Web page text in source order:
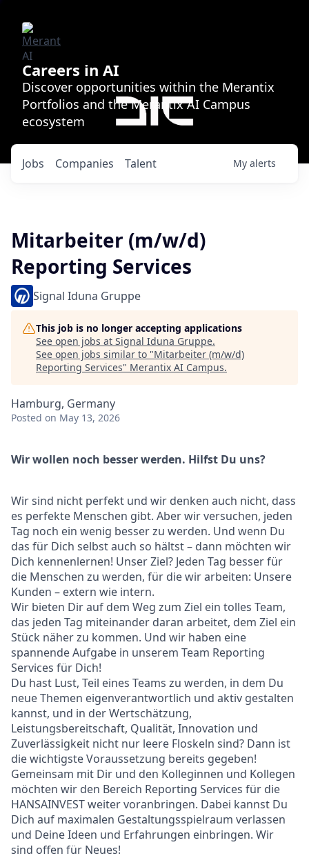
Careers in AI
Discover opportunities within the Merantix
Portfolios and the Merantix AI Campus
ecosystem
Jobs Companies Talent My alerts
Mitarbeiter (m/w/d)
Reporting Services
Signal Iduna Gruppe
This job is no longer accepting applications
See open jobs at Signal Iduna Gruppe.
See open jobs similar to "Mitarbeiter (m/w/d)
Reporting Services" Merantix AI Campus.
Hamburg, Germany
Posted on May 13, 2026
Wir wollen noch besser werden. Hilfst Du uns?
Wir sind nicht perfekt und wir denken auch nicht, dass
es perfekte Menschen gibt. Aber wir versuchen, jeden
Tag noch ein wenig besser zu werden. Und wenn Du
das für Dich selbst auch so hältst – dann möchten wir
Dich kennenlernen! Unser Ziel? Jeden Tag besser für
die Menschen zu werden, für die wir arbeiten: Unsere
Kunden – extern wie intern.
Wir bieten Dir auf dem Weg zum Ziel ein tolles Team,
das jeden Tag miteinander daran arbeitet, dem Ziel ein
Stück näher zu kommen. Und wir haben eine
spannende Aufgabe in unserem Team Reporting
Services für Dich!
Du hast Lust, Teil eines Teams zu werden, in dem Du
neue Themen eigenverantwortlich und aktiv gestalten
kannst, und in der Wertschätzung,
Leistungsbereitschaft, Qualität, Innovation und
Zuverlässigkeit nicht nur leere Floskeln sind? Dann ist
die wichtigste Voraussetzung bereits gegeben!
Gemeinsam mit Dir und den Kolleginnen und Kollegen
möchten wir den Bereich Reporting Services für die
HANSAINVEST weiter voranbringen. Dabei kannst Du
Dich auf maximalen Gestaltungsspielraum verlassen
und Deine Ideen und Erfahrungen einbringen. Wir
sind offen für Neues!